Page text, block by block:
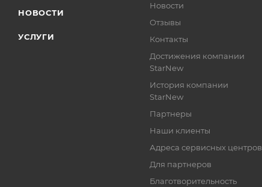
НОВОСТИ
УСЛУГИ
Новости
Отзывы
Контакты
Достижения компании
StarNew
История компании
StarNew
Партнеры
Наши клиенты
Адреса сервисных центров
Для партнеров
Благотворительность